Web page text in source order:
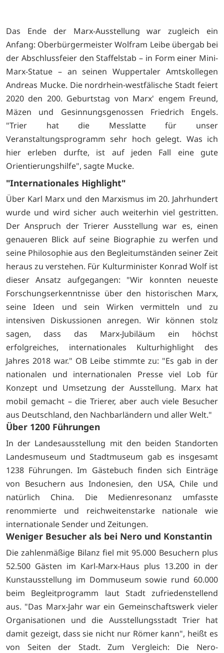
Das Ende der Marx-Ausstellung war zugleich ein
Anfang: Oberbürgermeister Wolfram Leibe übergab bei
der Abschlussfeier den Staffelstab – in Form einer Mini-
Marx-Statue – an seinen Wuppertaler Amtskollegen
Andreas Mucke. Die nordrhein-westfälische Stadt feiert
2020 den 200. Geburtstag von Marx' engem Freund,
Mäzen und Gesinnungsgenossen Friedrich Engels.
"Trier hat die Messlatte für unser
Veranstaltungsprogramm sehr hoch gelegt. Was ich
hier erleben durfte, ist auf jeden Fall eine gute
Orientierungshilfe", sagte Mucke.
"Internationales Highlight"
Über Karl Marx und den Marxismus im 20. Jahrhundert
wurde und wird sicher auch weiterhin viel gestritten.
Der Anspruch der Trierer Ausstellung war es, einen
genaueren Blick auf seine Biographie zu werfen und
seine Philosophie aus den Begleitumständen seiner Zeit
heraus zu verstehen. Für Kulturminister Konrad Wolf ist
dieser Ansatz aufgegangen: "Wir konnten neueste
Forschungserkenntnisse über den historischen Marx,
seine Ideen und sein Wirken vermitteln und zu
intensiven Diskussionen anregen. Wir können stolz
sagen, dass das Marx-Jubiläum ein höchst
erfolgreiches, internationales Kulturhighlight des
Jahres 2018 war." OB Leibe stimmte zu: "Es gab in der
nationalen und internationalen Presse viel Lob für
Konzept und Umsetzung der Ausstellung. Marx hat
mobil gemacht – die Trierer, aber auch viele Besucher
aus Deutschland, den Nachbarländern und aller Welt."
Über 1200 Führungen
In der Landesausstellung mit den beiden Standorten
Landesmuseum und Stadtmuseum gab es insgesamt
1238 Führungen. Im Gästebuch finden sich Einträge
von Besuchern aus Indonesien, den USA, Chile und
natürlich China. Die Medienresonanz umfasste
renommierte und reichweitenstarke nationale wie
internationale Sender und Zeitungen.
Weniger Besucher als bei Nero und Konstantin
Die zahlenmäßige Bilanz fiel mit 95.000 Besuchern plus
52.500 Gästen im Karl-Marx-Haus plus 13.200 in der
Kunstausstellung im Dommuseum sowie rund 60.000
beim Begleitprogramm laut Stadt zufriedenstellend
aus. "Das Marx-Jahr war ein Gemeinschaftswerk vieler
Organisationen und die Ausstellungsstadt Trier hat
damit gezeigt, dass sie nicht nur Römer kann", heißt es
von Seiten der Stadt. Zum Vergleich: Die Nero-